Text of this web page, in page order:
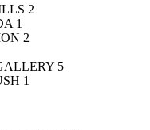
2
1
2
5
1